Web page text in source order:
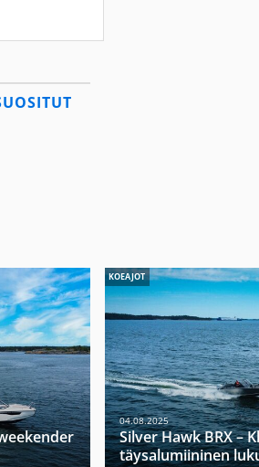
KOEAJOT
04.08.2025
Silver Hawk BRX –
täysalumiininen